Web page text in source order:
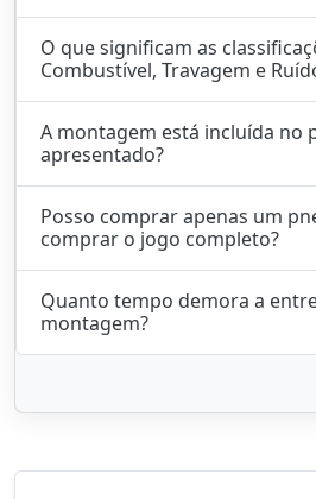
O que significam as
Combustível, Travagem e
A montagem está incluída no
apresentado?
Posso comprar apenas um
comprar o jogo completo?
Quanto tempo demora a
montagem?